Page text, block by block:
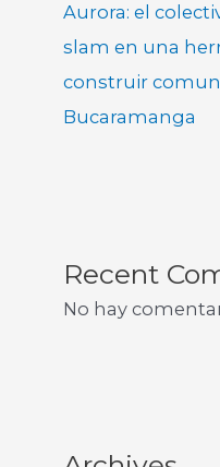
Aurora: el
slam en una
construir
Bucaramanga
Recent
No hay